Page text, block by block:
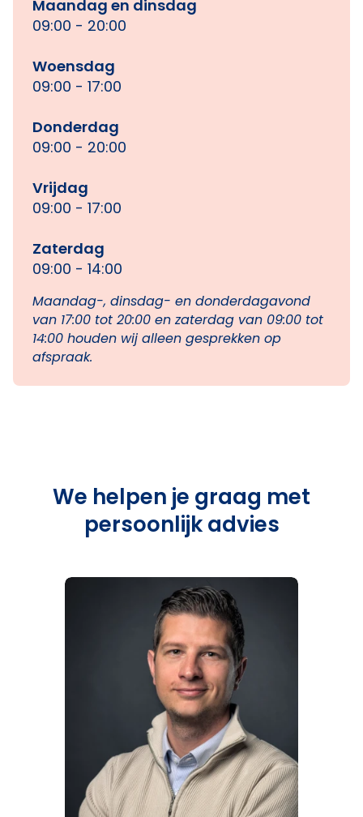
Maandag en dinsdag
09:00 - 20:00
Woensdag
09:00 - 17:00
Donderdag
09:00 - 20:00
Vrijdag
09:00 - 17:00
Zaterdag
09:00 - 14:00
Maandag-, dinsdag- en donderdagavond
van 17:00 tot 20:00 en zaterdag van 09:00 tot
14:00 houden wij alleen gesprekken op
afspraak.
We helpen je graag met
persoonlijk advies